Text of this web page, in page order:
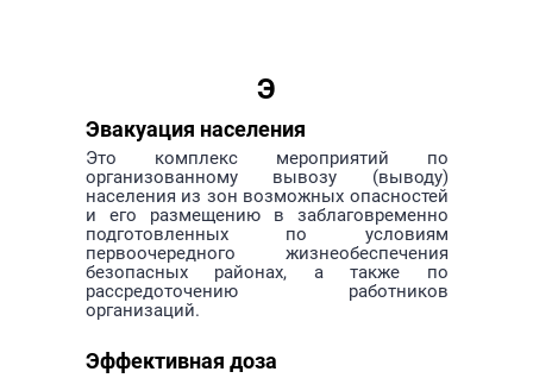
Э
Эвакуация населения
Это комплекс мероприятий по
организованному вывозу (выводу)
населения из зон возможных опасностей
и его размещению в заблаговременно
подготовленных по условиям
первоочередного жизнеобеспечения
безопасных районах, а также по
рассредоточению работников
организаций.
Эффективная доза